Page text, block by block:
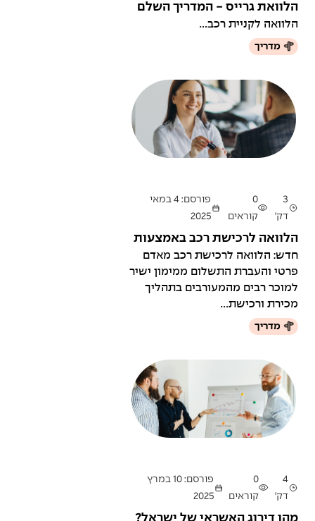
הלוואת גרייס - המדריך השלם
הלוואה לקניית רכב...
מדריך
3
דק'
0
קוראים
פורסם: 4 במאי
2025
הלוואה לרכישת רכב באמצעות
העברת התשלום ממימון ישיר
חדש: הלוואה לרכישת רכב מאדם
פרטי והעברת התשלום ממימון ישיר
למוכר רבים מהמעורבים בתהליך
מכירת ורכישת...
מדריך
4
דק'
0
קוראים
פורסם: 10 במרץ
2025
מהו דירוג האשראי של ישראל?